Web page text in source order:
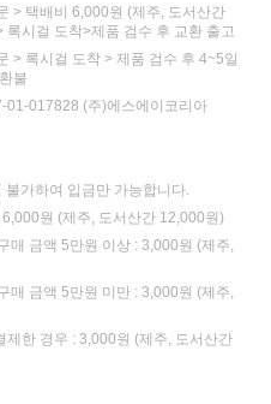
> 택배비 6,000원 (제주, 도서산간
시걸 도착>제품 검수 후 교환 출고
> 록시걸 도착 > 제품 검수 후 4~5일
불
01-017828 (주)에스에이코리아
가하여 입금만 가능합니다.
원 (제주, 도서산간 12,000원)
매 금액 5만원 이상 : 3,000원 (제주,
매 금액 5만원 미만 : 3,000원 (제주,
제한 경우 : 3,000원 (제주, 도서산간